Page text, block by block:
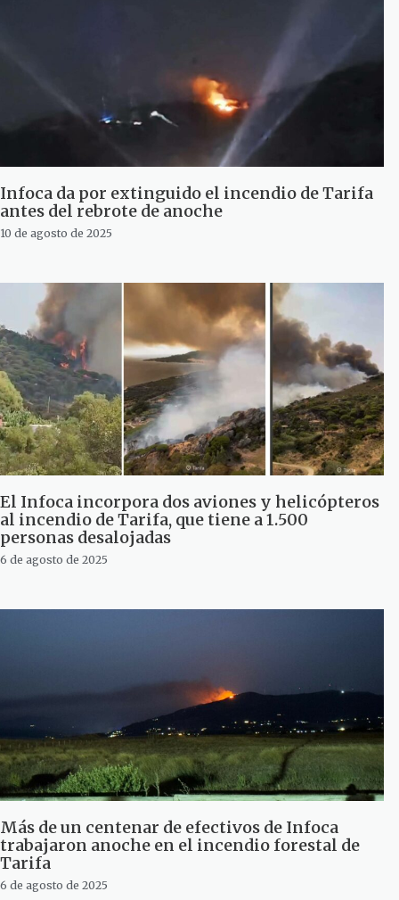
Infoca da por extinguido el incendio de Tarifa
antes del rebrote de anoche
10 de agosto de 2025
El Infoca incorpora dos aviones y helicópteros
al incendio de Tarifa, que tiene a 1.500
personas desalojadas
6 de agosto de 2025
Más de un centenar de efectivos de Infoca
trabajaron anoche en el incendio forestal de
Tarifa
6 de agosto de 2025